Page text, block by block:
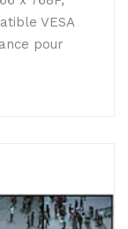
VESA
pour